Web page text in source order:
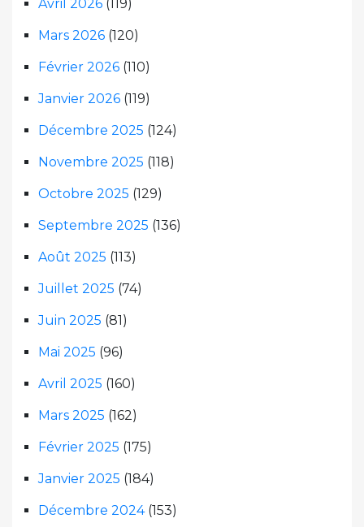
Avril 2026 (119)
Mars 2026 (120)
Février 2026 (110)
Janvier 2026 (119)
Décembre 2025 (124)
Novembre 2025 (118)
Octobre 2025 (129)
Septembre 2025 (136)
Août 2025 (113)
Juillet 2025 (74)
Juin 2025 (81)
Mai 2025 (96)
Avril 2025 (160)
Mars 2025 (162)
Février 2025 (175)
Janvier 2025 (184)
Décembre 2024(153)